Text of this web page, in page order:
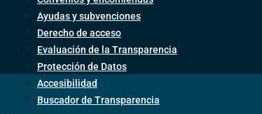
Ayudas y subvenciones
Derecho de acceso
Evaluación de la Transparencia
Protección de Datos
Accesibilidad
Buscador de Transparencia